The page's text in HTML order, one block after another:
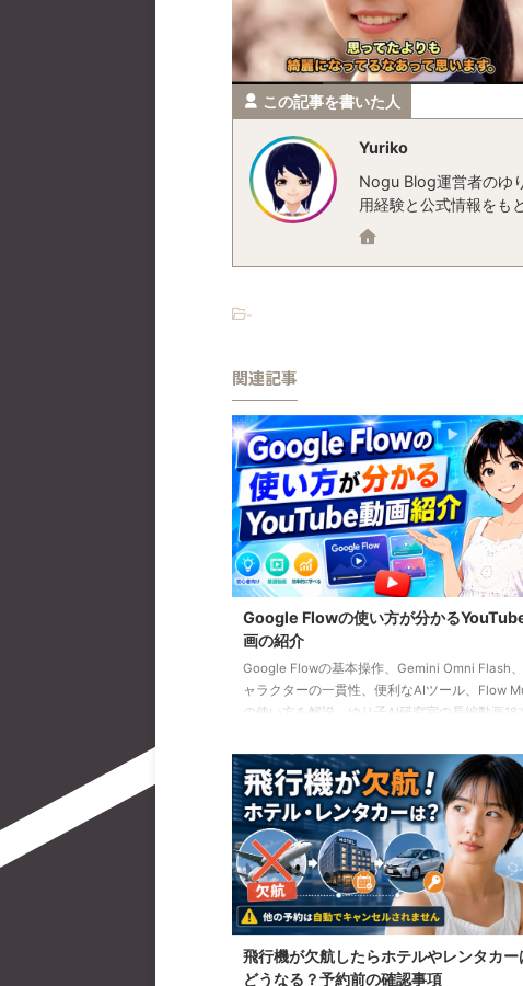
この記事を書いた人
Yuriko
Nogu Blog運営者のゆ
用経験と公式情報をも
-
関連記事
Google Flowの使い方が分かる
画の紹介
Google Flowの基本操作、Gemini Omni Flash
ャラクターの一貫性、便利なAIツール、Flow
の使い方を解説。ゆり子AI研究室の長編動画18
飛行機が欠航したらホテルやレンタカー
どうなる？予約前の確認事項